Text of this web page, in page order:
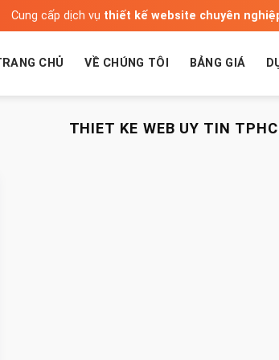
Cung cấp dịch vụ thiết kế website chuyên
CHỦ VỀ CHÚNG TÔI BẢNG GIÁ
THIET KE WEB UY TIN